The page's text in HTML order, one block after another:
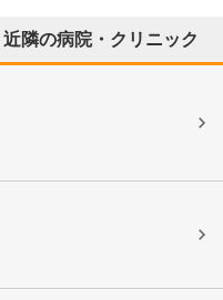
近隣の病院・クリニック